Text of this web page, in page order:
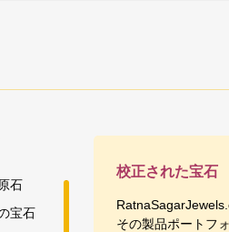
石
宝石
校正された宝石
その製品ポートフ